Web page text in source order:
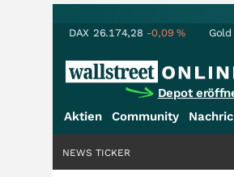
DAX 26.174,28 -0,09% Gold
Depot
Aktien Community
NEWS TICKER